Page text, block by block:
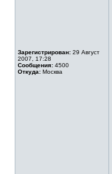
Зарегистрирован: 29 Август
2007, 17:28
Сообщения: 4500
Откуда: Москва